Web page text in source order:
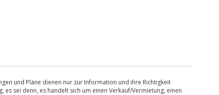
und Pläne dienen nur zur Information und ihre Richtigkeit
sei denn, es handelt sich um einen Verkauf/Vermietung, einen